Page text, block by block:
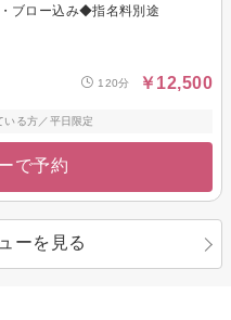
ブロー込み◆指名料別途
120分 ￥12,500
る方／平日限定
で予約
ーを見る